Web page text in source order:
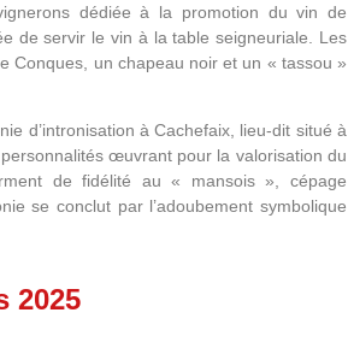
dédiée à la promotion du vin de
de servir le vin à la table seigneuriale.
Les
Conques, un chapeau noir et un « tassou »
d’intronisation à Cachefaix, lieu-dit situé à
œuvrant pour la valorisation du
de fidélité au « mansois », cépage
se conclut par l’adoubement symbolique
2025